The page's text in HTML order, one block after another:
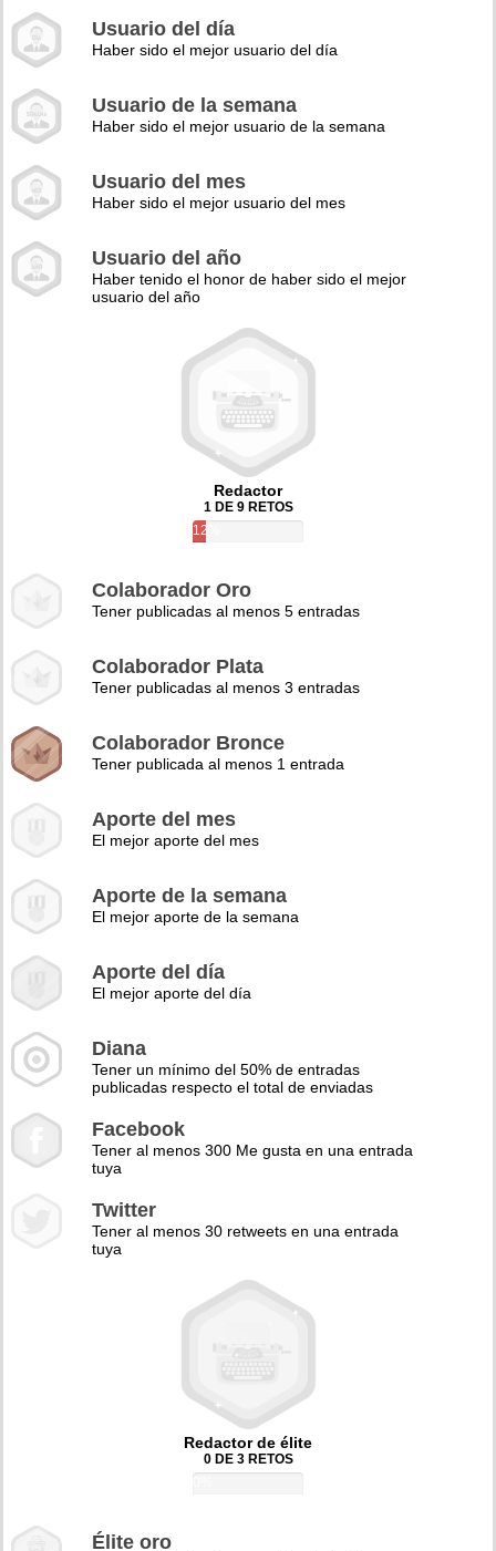
Usuario del día
Haber sido el mejor usuario del día
Usuario de la semana
Haber sido el mejor usuario de la semana
Usuario del mes
Haber sido el mejor usuario del mes
Usuario del año
Haber tenido el honor de haber sido el mejor
usuario del año
Redactor
1 DE 9 RETOS
12%
Colaborador Oro
Tener publicadas al menos 5 entradas
Colaborador Plata
Tener publicadas al menos 3 entradas
Colaborador Bronce
Tener publicada al menos 1 entrada
Aporte del mes
El mejor aporte del mes
Aporte de la semana
El mejor aporte de la semana
Aporte del día
El mejor aporte del día
Diana
Tener un mínimo del 50% de entradas
publicadas respecto el total de enviadas
Facebook
Tener al menos 300 Me gusta en una entrada
tuya
Twitter
Tener al menos 30 retweets en una entrada
tuya
Redactor de élite
0 DE 3 RETOS
Élite oro